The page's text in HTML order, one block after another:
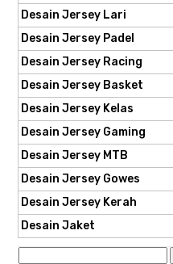
Desain Jersey Lari
Desain Jersey Padel
Desain Jersey Racing
Desain Jersey Basket
Desain Jersey Kelas
Desain Jersey Gaming
Desain Jersey MTB
Desain Jersey Gowes
Desain Jersey Kerah
Desain Jaket